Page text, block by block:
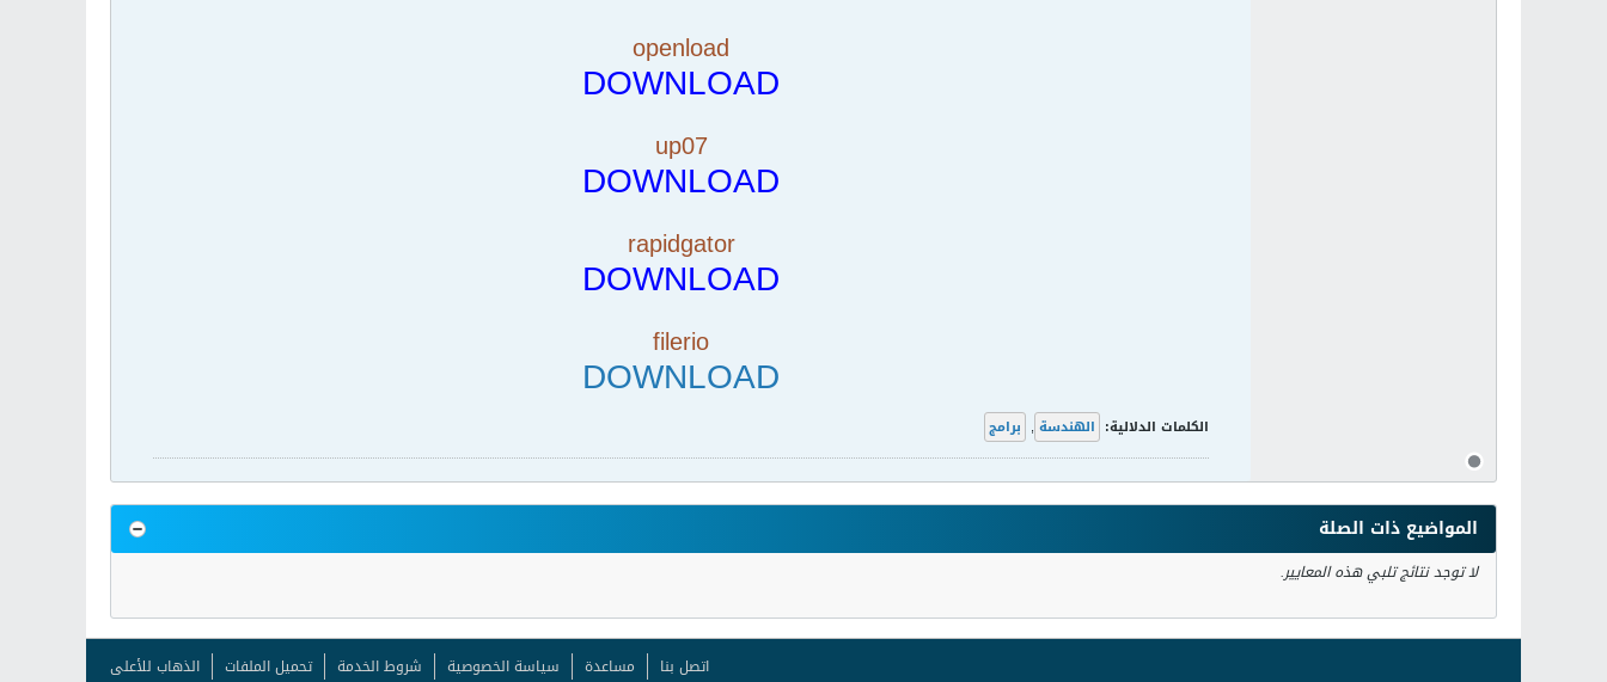
openload
DOWNLOAD
up07
DOWNLOAD
rapidgator
DOWNLOAD
filerio
DOWNLOAD
الكلمات الدلالية: الهندسة , برامج
المواضيع ذات الصلة
لا توجد نتائج تلبي هذه المعايير.
اتصل بنا مساعدة سياسة الخصوصية شروط الخدمة تحميل الملفات الذهاب للأعلى